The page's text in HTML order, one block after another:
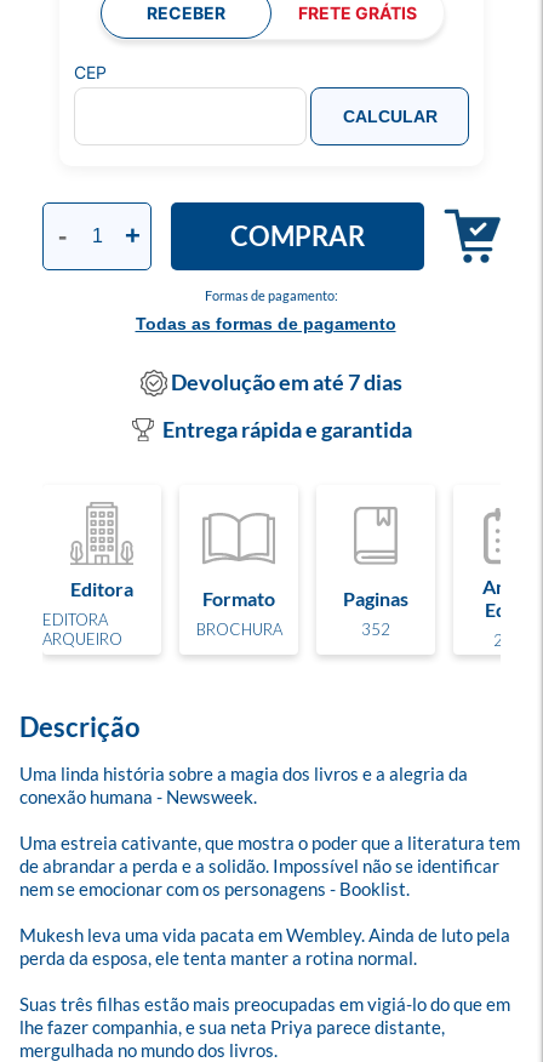
Formas de pagamento:
Todas as formas de pagamento
- + COMPRAR
RECEBER FRETE GRÁTIS
CEP
CALCULAR
Devolução em até 7 dias
Entrega rápida e garantida
Editora
EDITORA
ARQUEIRO
Formato
BROCHURA
Paginas
352
Ano de
Edição
2025
Descrição
Uma linda história sobre a magia dos livros e a alegria da
conexão humana - Newsweek.
Uma estreia cativante, que mostra o poder que a literatura tem
de abrandar a perda e a solidão. Impossível não se identificar
nem se emocionar com os personagens - Booklist.
Mukesh leva uma vida pacata em Wembley. Ainda de luto pela
perda da esposa, ele tenta manter a rotina normal.
Suas três filhas estão mais preocupadas em vigiá-lo do que em
lhe fazer companhia, e sua neta Priya parece distante,
mergulhada no mundo dos livros.